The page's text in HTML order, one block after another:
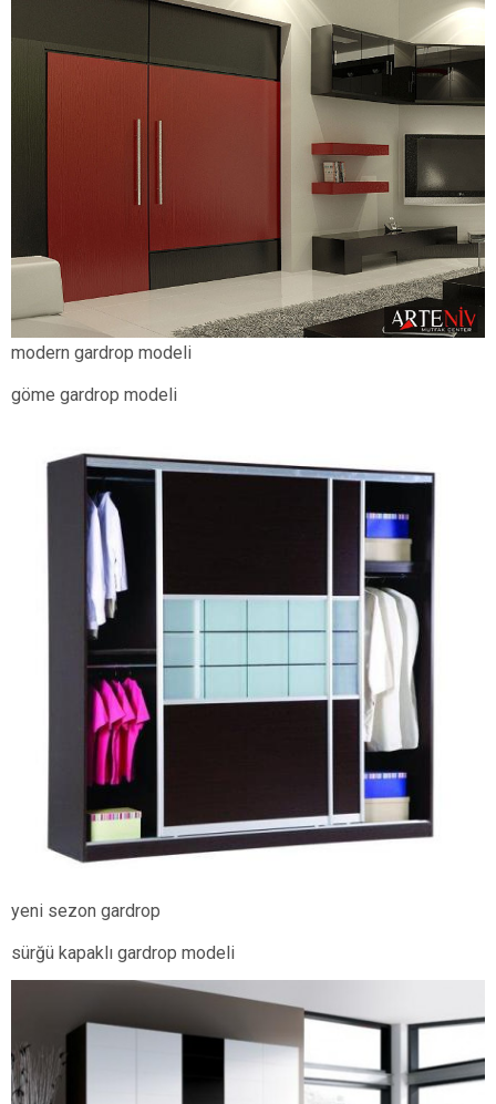
modern gardrop modeli
göme gardrop modeli
yeni sezon gardrop
sürğü kapaklı gardrop modeli